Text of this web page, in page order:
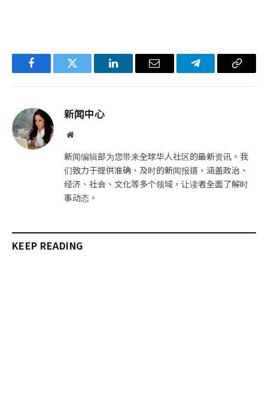
FacebookTwitter LinkedIn电
Telegram复
新闻中心
网
新闻编辑部为您带来全球华人社区的最新资讯。我
们致力于提供准确、及时的新闻报道，涵盖政治、
经济、社会、文化等多个领域，让读者全面了解时
事动态。
KEEP READING